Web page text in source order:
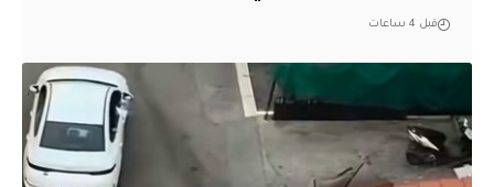
قبل 4 ساعات